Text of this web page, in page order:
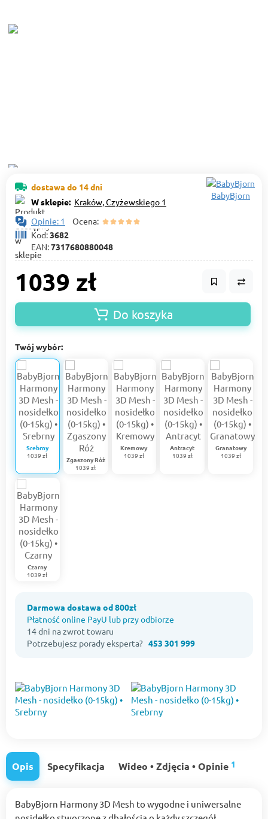
dostawa do 14 dni
W sklepie: Kraków, Czyżewskiego 1
Opinie: 1
Ocena:
Kod:3682
EAN:7317680880048
BabyBjorn
1039 zł
Do koszyka
Twój wybór:
Srebrny
1039 zł
Zgaszony Róż
1039 zł
Kremowy
1039 zł
Antracyt
1039 zł
Granatowy
1039 zł
Czarny
1039 zł
Darmowa dostawa od 800zł
Płatność online PayU lub przy odbiorze
14 dni na zwrot towaru
Potrzebujesz porady eksperta? 453 301 999
Opis Specyfikacja Wideo • Zdjęcia • Opinie 1
BabyBjorn Harmony 3D Mesh to wygodne i uniwersalne